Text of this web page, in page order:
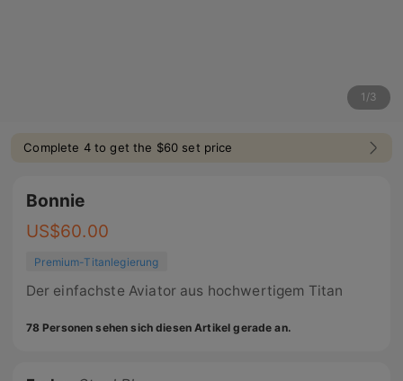
1 /3
Complete 4 to get the $60 set price
Bonnie
US$60.00
Premium-Titanlegierung
Der einfachste Aviator aus hochwertigem Titan
78 Personen sehen sich diesen Artikel gerade an.